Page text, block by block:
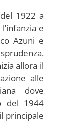
1922 a
e
Azuni e
allora il
alle
dove
del 1944
principale